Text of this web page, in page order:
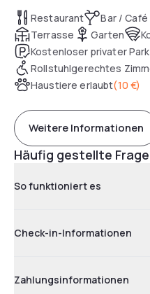
Restaurant Bar / Café
Terrasse
Garten
Kostenloser privater
Rollstuhlgerechtes
Haustiere erlaubt(10 €)
Weitere Informationen
Häufig gestellte
So funktioniert es
Check-in-Informationen
Zahlungsinformationen